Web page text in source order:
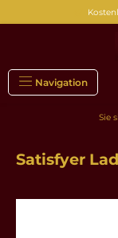
Navigation
Sie
Satisfyer